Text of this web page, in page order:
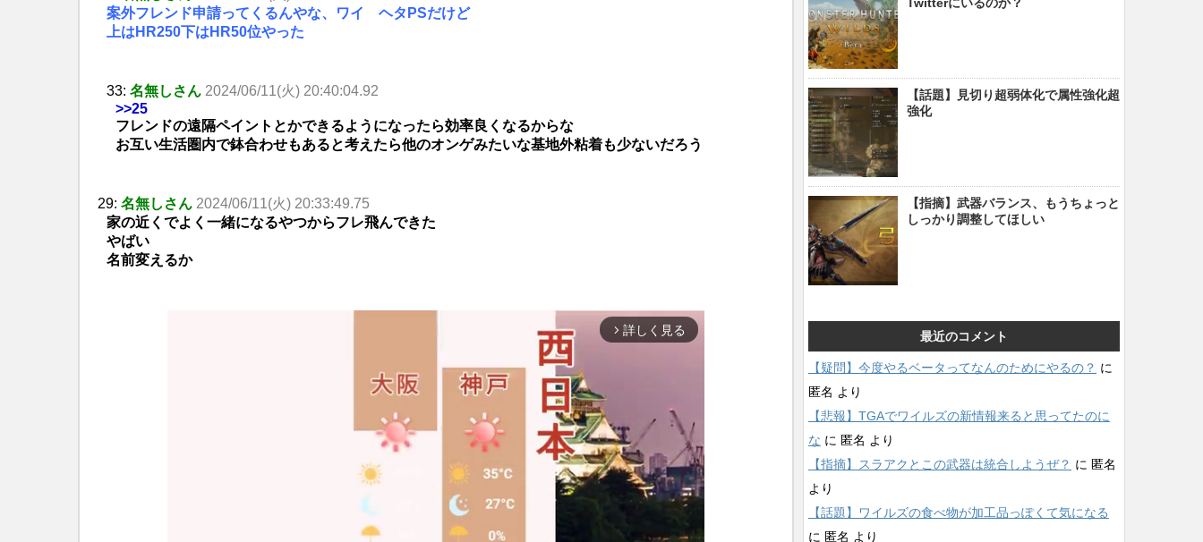
案外フレンド申請ってくるんやな、ワイ ヘタPSだけど
上はHR250下はHR50位やった
33: 名無しさん 2024/06/11(火) 20:40:04.92
>>25
フレンドの遠隔ペイントとかできるようになったら効率良くなるからな
お互い生活圏内で鉢合わせもあると考えたら他のオンゲみたいな基地外粘着も少ないだろう
29: 名無しさん 2024/06/11(火) 20:33:49.75
家の近くでよく一緒になるやつからフレ飛んできた
やばい
名前変えるか
arrow_forward_ios 詳しく見る
【話題】見切り超弱体化で属性強化超
強化
【指摘】武器バランス、もうちょっと
しっかり調整してほしい
最近のコメント
【疑問】今度やるベータってなんのためにやるの？ に
匿名 より
【悲報】TGAでワイルズの新情報来ると思ってたのに
な に 匿名 より
【指摘】スラアクとこの武器は統合しようぜ？ に 匿名
より
【話題】ワイルズの食べ物が加工品っぽくて気になる
に 匿名 より